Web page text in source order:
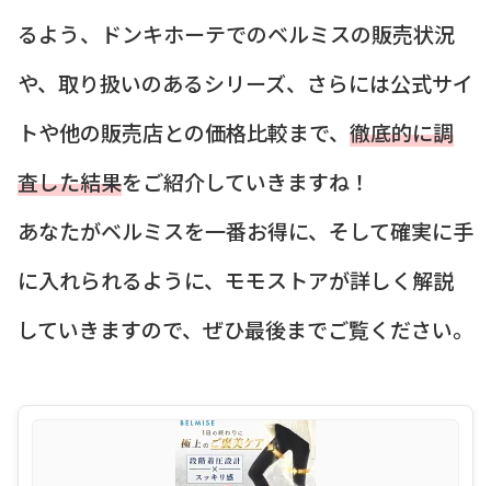
るよう、ドンキホーテでのベルミスの販売状況
や、取り扱いのあるシリーズ、さらには公式サイ
トや他の販売店との価格比較まで、 徹底的に調
査した結果をご紹介していきますね！
あなたがベルミスを一番お得に、そして確実に手
に入れられるように、モモストアが詳しく解説
していきますので、ぜひ最後までご覧ください。